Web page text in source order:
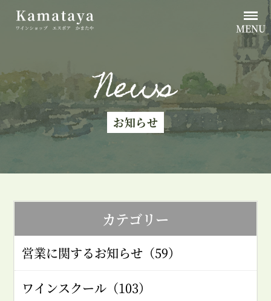
MENU
News
お知らせ
カテゴリー
営業に関するお知らせ（59）
ワインスクール（103）